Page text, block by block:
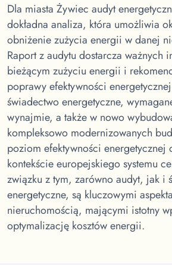
Dla miasta Żywiec audyt
dokładna analiza, która umożliwia
obniżenie zużycia energii w danej
Raport z audytu dostarcza ważnych
bieżącym zużyciu energii i
poprawy efektywności
świadectwo energetyczne,
wynajmie, a także w nowo
kompleksowo modernizowanych
poziom efektywności energetycznej
kontekście europejskiego systemu
związku z tym, zarówno audyt, jak i
energetyczne, są kluczowymi
nieruchomością, mającymi istotny
optymalizację kosztów energii.